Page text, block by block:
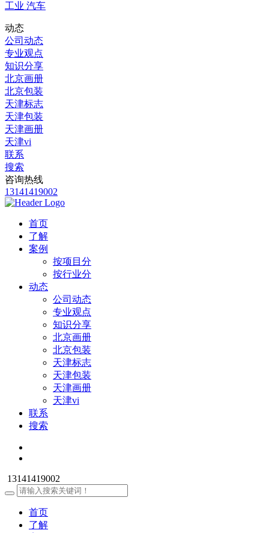
工业 汽车
动态
公司动态
专业观点
知识分享
北京画册
北京包装
天津标志
天津包装
天津画册
天津vi
联系
搜索
咨询热线
13141419002
首页
了解
案例
按项目分
按行业分
动态
公司动态
专业观点
知识分享
北京画册
北京包装
天津标志
天津包装
天津画册
天津vi
联系
搜索
13141419002
首页
了解